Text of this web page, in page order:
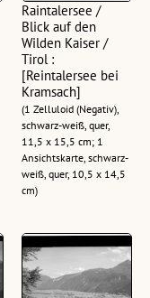
Raintalersee /
Blick auf den
Wilden Kaiser /
Tirol :
[Reintalersee bei
Kramsach]
(1 Zelluloid (Negativ),
schwarz-weiß, quer,
11,5 x 15,5 cm; 1
Ansichtskarte, schwarz-
weiß, quer, 10,5 x 14,5
cm)